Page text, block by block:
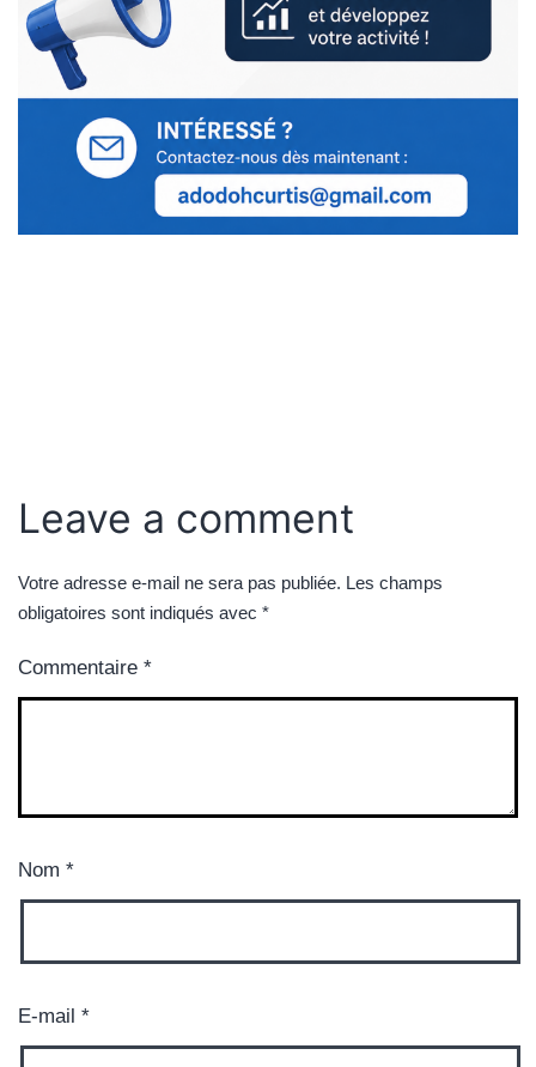
Leave a comment
Votre adresse e-mail ne sera pas publiée. Les champs
obligatoires sont indiqués avec *
Commentaire *
Nom *
E-mail *